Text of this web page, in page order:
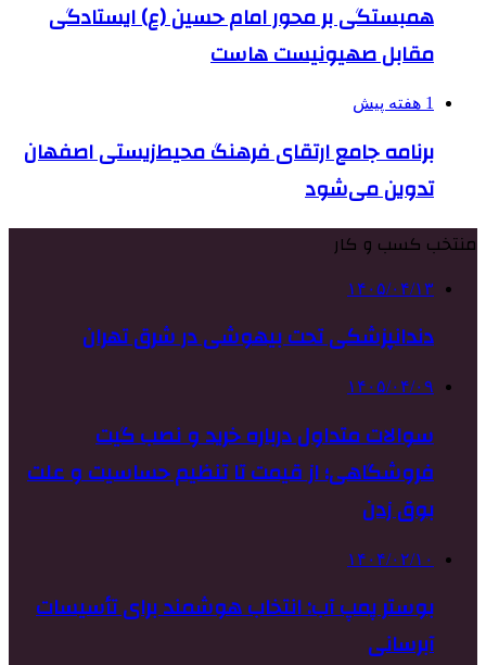
همبستگی بر محور امام حسین (ع) ایستادگی
مقابل صهیونیست هاست
1 هفته پیش
برنامه جامع ارتقای فرهنگ محیط‌زیستی اصفهان
تدوین می‌شود
منتخب کسب و کار
۱۴۰۵/۰۴/۱۳
دندانپزشکی تحت بیهوشی در شرق تهران
۱۴۰۵/۰۴/۰۹
سوالات متداول درباره خرید و نصب گیت
فروشگاهی؛ از قیمت تا تنظیم حساسیت و علت
بوق زدن
۱۴۰۴/۰۲/۱۰
بوستر پمپ آب: انتخاب هوشمند برای تأسیسات
آبرسانی